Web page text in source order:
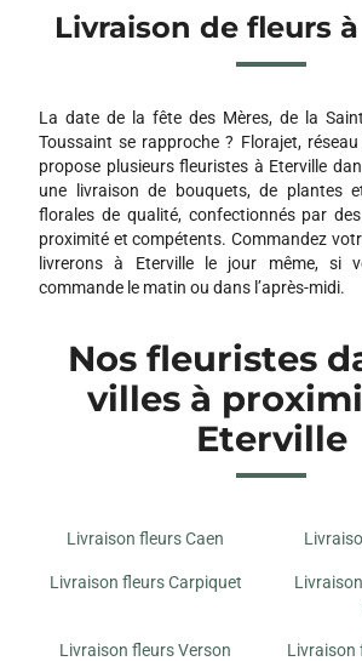
AU VERSON FLEURI
35 B RUE DU GAL LECLERC
14790 VERSON
O FLEURS DE NATH
NIMALYS
25 RUE MOLIERE
14760 BRETTEVILLE SUR ODON
2 B RUE DES ECOLES
Livraison de fleurs
La date de la fête des Mères, de la
Toussaint se rapproche ? Florajet,
propose plusieurs fleuristes à Eterville
une livraison de bouquets, de plantes
florales de qualité, confectionnés par
proximité et compétents. Commandez
livrerons à Eterville le jour même, si
commande le matin ou dans l’après-midi.
Nos fleuristes
villes à
Eterville
Livraison fleurs Caen
Livraison fleurs Carpiquet
Livraison fleurs Verson
Livraison